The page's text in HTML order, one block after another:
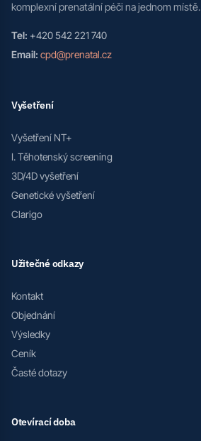
komplexní prenatální péči na jednom místě.
Tel: +420 542 221 740
Email: cpd@prenatal.cz
Vyšetření
Vyšetření NT+
I. Těhotenský screening
3D/4D vyšetření
Genetické vyšetření
Clarigo
Užitečné odkazy
Kontakt
Objednání
Výsledky
Ceník
Časté dotazy
Otevírací doba